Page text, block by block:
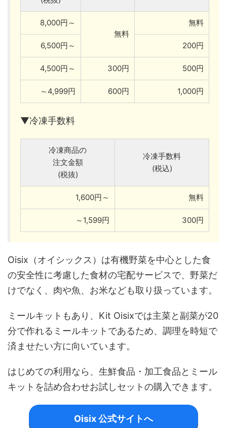
8,000円～
無料
無料
6,500円～ 200円
4,500円～ 300円 500円
～4,999円 600円 1,000円
▼冷凍手数料
冷凍商品の
注文金額
(税抜)
冷凍手数料
(税込)
1,600円～ 無料
～1,599円 300円
Oisix（オイシックス）は有機野菜を中心とした食
の安全性に考慮した食材の宅配サービスで、野菜だ
けでなく、肉や魚、お米なども取り扱っています。
ミールキットもあり、Kit Oisixでは主菜と副菜が20
分で作れるミールキットであるため、調理を時短で
済ませたい方に向いています。
はじめての利用なら、生鮮食品・加工食品とミール
キットを詰め合わせお試しセットの購入できます。
Oisix 公式サイトへ